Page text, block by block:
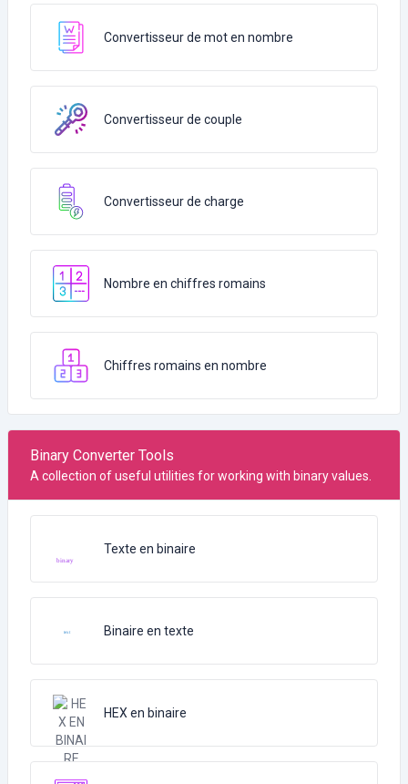
Convertisseur de mot en nombre
Convertisseur de couple
Convertisseur de charge
Nombre en chiffres romains
Chiffres romains en nombre
Binary Converter Tools
A collection of useful utilities for working with binary values.
Texte en binaire
Binaire en texte
HEX en binaire